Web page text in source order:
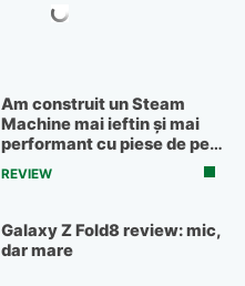
Am construit un Steam
Machine mai ieftin și mai
performant cu piese de pe
OLX
REVIEW
Galaxy Z Fold8 review: mic,
dar mare